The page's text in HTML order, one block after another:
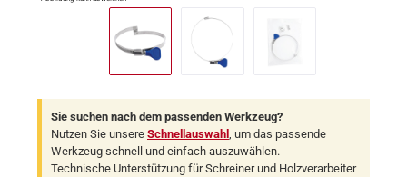
Sie suchen nach dem passenden Werkzeug?
Nutzen Sie unsere Schnellauswahl , um das passende
Werkzeug schnell und einfach auszuwählen.
Technische Unterstützung für Schreiner und Holzverarbeiter